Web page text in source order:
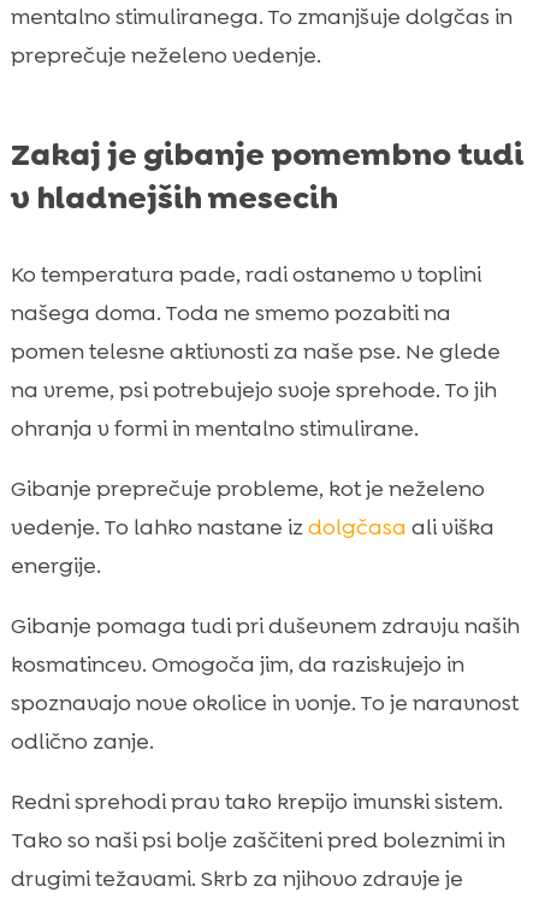
mentalno stimuliranega. To zmanjšuje dolgčas in
preprečuje neželeno vedenje.
Zakaj je gibanje pomembno tudi
v hladnejših mesecih
Ko temperatura pade, radi ostanemo v toplini
našega doma. Toda ne smemo pozabiti na
pomen telesne aktivnosti za naše pse. Ne glede
na vreme, psi potrebujejo svoje sprehode. To jih
ohranja v formi in mentalno stimulirane.
Gibanje preprečuje probleme, kot je neželeno
vedenje. To lahko nastane izdolgčasa ali viška
energije.
Gibanje pomaga tudi pri duševnem zdravju naših
kosmatincev. Omogoča jim, da raziskujejo in
spoznavajo nove okolice in vonje. To je naravnost
odlično zanje.
Redni sprehodi prav tako krepijo imunski sistem.
Tako so naši psi bolje zaščiteni pred boleznimi in
drugimi težavami. Skrb za njihovo zdravje je